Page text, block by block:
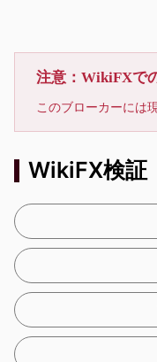
WikiFX検証